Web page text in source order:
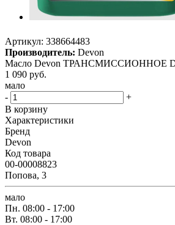
Артикул: 338664483
Производитель: Devon
Масло Devon ТРАНСМИССИОННОЕ
1 090 руб.
мало
-
+
В корзину
Характеристики
Бренд
Devon
Код товара
00-00008823
Попова, 3
мало
Пн. 08:00 - 17:00
Вт. 08:00 - 17:00